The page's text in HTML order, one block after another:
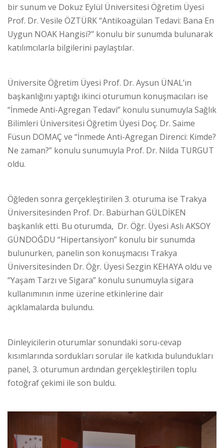
bir sunum ve Dokuz Eylül Üniversitesi Öğretim Üyesi
Prof. Dr. Vesile ÖZTÜRK “Antikoagülan Tedavi: Bana En
Uygun NOAK Hangisi?” konulu bir sunumda bulunarak
katılımcılarla bilgilerini paylaştılar.
Üniversite Öğretim Üyesi Prof. Dr. Aysun ÜNAL’ın
başkanlığını yaptığı ikinci oturumun konuşmacıları ise
“İnmede Anti-Agregan Tedavi” konulu sunumuyla Sağlık
Bilimleri Üniversitesi Öğretim Üyesi Doç. Dr. Saime
Füsun DOMAÇ ve “İnmede Anti-Agregan Direnci: Kimde?
Ne zaman?” konulu sunumuyla Prof. Dr. Nilda TURGUT
oldu.
Öğleden sonra gerçekleştirilen 3. oturuma ise Trakya
Üniversitesinden Prof. Dr. Babürhan GÜLDİKEN
başkanlık etti. Bu oturumda, Dr. Öğr. Üyesi Aslı AKSOY
GÜNDOĞDU “Hipertansiyon” konulu bir sunumda
bulunurken, panelin son konuşmacısı Trakya
Üniversitesinden Dr. Öğr. Üyesi Sezgin KEHAYA oldu ve
“Yaşam Tarzı ve Sigara” konulu sunumuyla sigara
kullanımının inme üzerine etkinlerine dair
açıklamalarda bulundu.
Dinleyicilerin oturumlar sonundaki soru-cevap
kısımlarında sordukları sorular ile katkıda bulundukları
panel, 3. oturumun ardından gerçekleştirilen toplu
fotoğraf çekimi ile son buldu.